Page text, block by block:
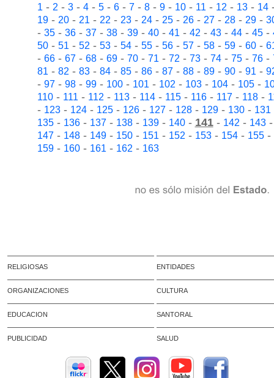
1- 2- 3- 4- 5- 6- 7- 8- 9- 10- 11- 12- 13- 14
19- 20- 21- 22- 23- 24- 25- 26- 27- 28- 29-
- 35- 36- 37- 38- 39- 40- 41- 42- 43- 44- 45-
50- 51- 52- 53- 54- 55- 56- 57- 58- 59- 60-
- 66- 67- 68- 69- 70- 71- 72- 73- 74- 75- 76-
81- 82- 83- 84- 85- 86- 87- 88- 89- 90- 91-
- 97- 98- 99- 100- 101- 102- 103- 104- 105-
110- 111- 112- 113- 114- 115- 116- 117- 118-
- 123- 124- 125- 126- 127- 128- 129- 130- 131
135- 136- 137- 138- 139- 140- 141- 142- 143
147- 148- 149- 150- 151- 152- 153- 154- 155-
159- 160- 161- 162- 163
RELIGIOSAS ENTIDADES
ORGANIZACIONES CULTURA
EDUCACION SANTORAL
PUBLICIDAD SALUD